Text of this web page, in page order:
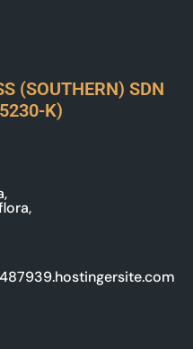
(SOUTHERN) SDN
K)